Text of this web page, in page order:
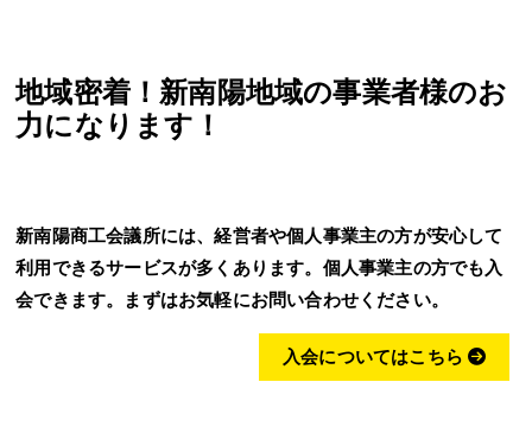
地域密着！新南陽地域の事業者様のお
力になります！
新南陽商工会議所には、経営者や個人事業主の方が安心して
利用できるサービスが多くあります。個人事業主の方でも入
会できます。まずはお気軽にお問い合わせください。
入会についてはこちら